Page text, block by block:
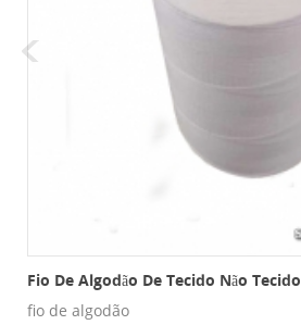
Fio De Algodão De Tecido Não Tecido
fio de algodão